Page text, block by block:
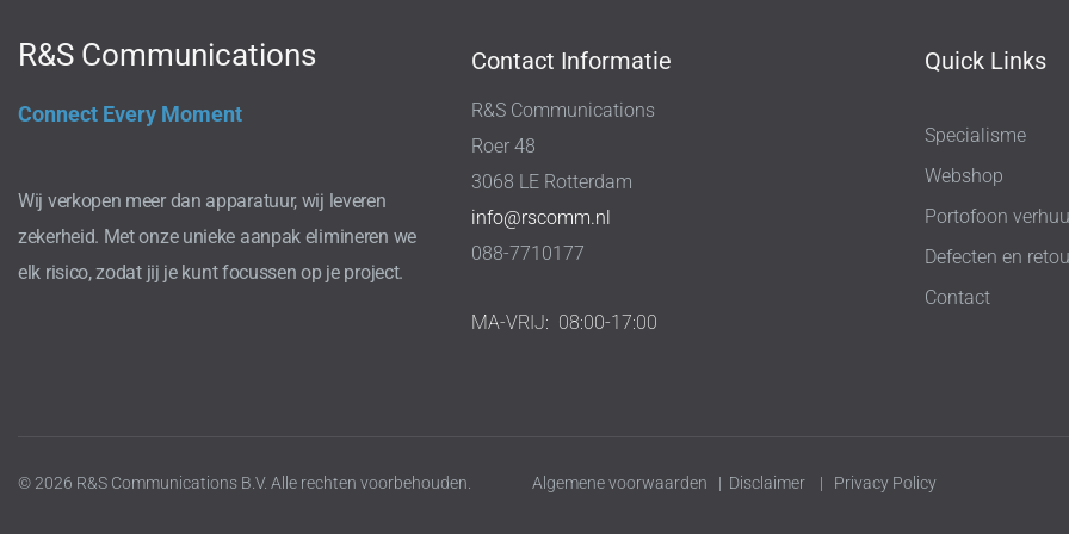
R&S Communications
Connect Every Moment
Wij verkopen meer dan apparatuur, wij leveren
zekerheid. Met onze unieke aanpak elimineren we
elk risico, zodat jij je kunt focussen op je project.
Contact Informatie
R&S Communications
Roer 48
3068 LE Rotterdam
info@rscomm.nl
088-7710177
MA-VRIJ: 08:00-17:00
Quick Links
Specialisme
Webshop
Portofoon
Defecten en
Contact
© 2026 R&S Communications B.V. Alle rechten voorbehouden. Algemene voorwaarden | Disclaimer | Privacy Policy